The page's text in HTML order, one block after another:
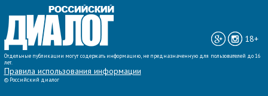
ВСЕ НОВОСТИ »
18+
Отдельные публикации могут содержать информацию, не предназначенную для пользователей до 16
лет.
Правила использования информации
© Российский диалог